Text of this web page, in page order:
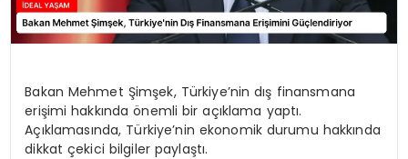
Bakan Mehmet Şimşek, Türkiye’nin dış finansmana
erişimi hakkında önemli bir açıklama yaptı.
Açıklamasında, Türkiye’nin ekonomik durumu hakkında
dikkat çekici bilgiler paylaştı.